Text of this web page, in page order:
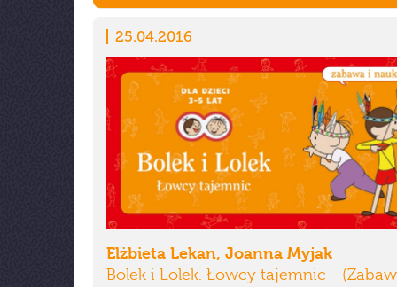
25.04.2016
Elżbieta Lekan, Joanna Myjak
Bolek i Lolek. Łowcy tajemnic -